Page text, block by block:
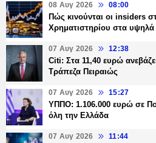
08 Αυγ 2026 08:00
Πώς κινούνται οι insiders
Χρηματιστηρίου στα υψηλά
07 Αυγ 2026 12:38
Citi: Στα 11,40 ευρώ
Τράπεζα Πειραιώς
07 Αυγ 2026 15:27
ΥΠΠΟ: 1.106.000 ευρώ σε
όλη την Ελλάδα
07 Αυγ 2026 11:44